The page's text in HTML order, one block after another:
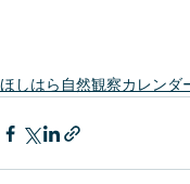
ほしはら自然観察カレンダ